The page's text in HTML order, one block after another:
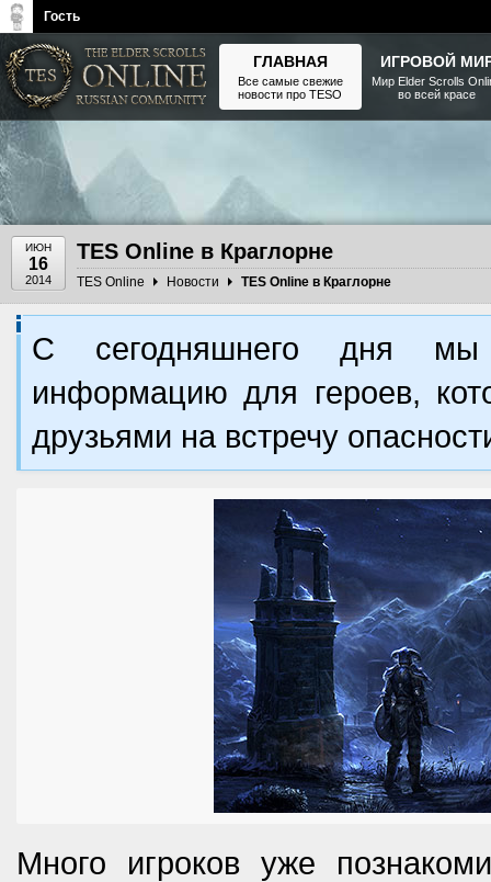
ИЮН
16
2014
TES Online в Краглорне
TES Online Новости TES Online в Краглорне
С сегодняшнего дня мы
информацию для героев,
друзьями на встречу
Много игроков уже
The Elder Scrolls, Fallout,
Bethesda Softworks - статьи,
новости, дополнения
ГЛАВНАЯ
Все самые свежие
новости про TESO
ИГРОВОЙ
Мир Elder Scrolls
во всей красе
Гость